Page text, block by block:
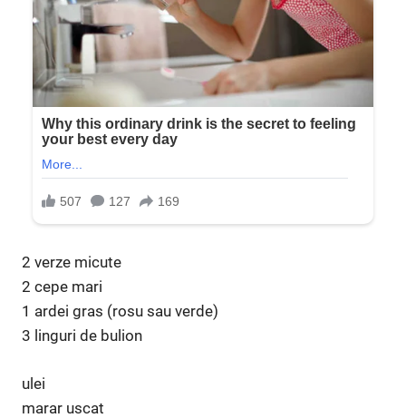
2 verze micute
2 cepe mari
1 ardei gras (rosu sau verde)
3 linguri de bulion
ulei
marar uscat